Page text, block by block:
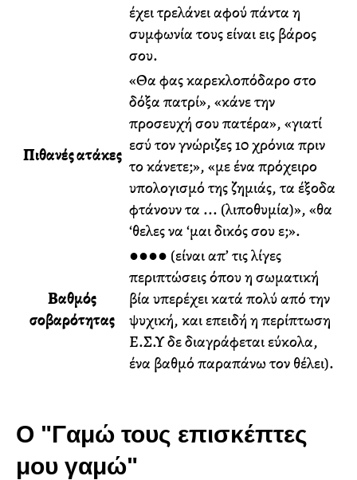
έχει τρελάνει αφού πάντα η
συμφωνία τους είναι εις βάρος
σου.
Πιθανές ατάκες
«Θα φας καρεκλοπόδαρο στο
δόξα πατρί», «κάνε την
προσευχή σου πατέρα», «γιατί
εσύ τον γνώριζες 10 χρόνια πριν
το κάνετε;», «με ένα πρόχειρο
υπολογισμό της ζημιάς, τα έξοδα
φτάνουν τα ... (λιποθυμία)», «θα
‘θελες να ‘μαι δικός σου ε;».
Βαθμός
σοβαρότητας
●●●● (είναι απ’ τις λίγες
περιπτώσεις όπου η σωματική
βία υπερέχει κατά πολύ από την
ψυχική, και επειδή η περίπτωση
Ε.Σ.Υ δε διαγράφεται εύκολα,
ένα βαθμό παραπάνω τον θέλει).
Ο "Γαμώ τους επισκέπτες
μου γαμώ"